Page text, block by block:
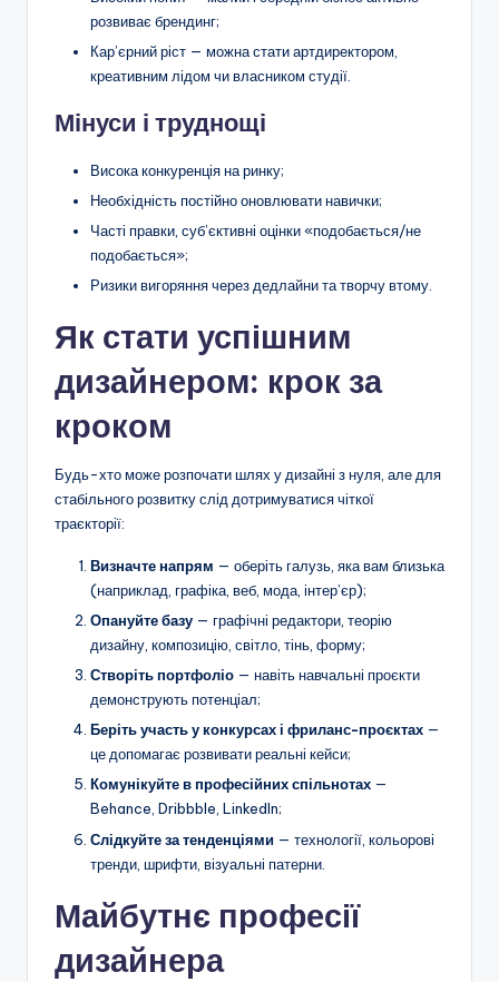
розвиває брендинг;
Кар’єрний ріст — можна стати артдиректором,
креативним лідом чи власником студії.
Мінуси і труднощі
Висока конкуренція на ринку;
Необхідність постійно оновлювати навички;
Часті правки, суб’єктивні оцінки «подобається/не
подобається»;
Ризики вигоряння через дедлайни та творчу втому.
Як стати успішним
дизайнером: крок за
кроком
Будь-хто може розпочати шлях у дизайні з нуля, але для
стабільного розвитку слід дотримуватися чіткої
траєкторії:
Визначте напрям — оберіть галузь, яка вам близька
(наприклад, графіка, веб, мода, інтер’єр);
Опануйте базу — графічні редактори, теорію
дизайну, композицію, світло, тінь, форму;
Створіть портфоліо — навіть навчальні проєкти
демонструють потенціал;
Беріть участь у конкурсах і фриланс-проєктах —
це допомагає розвивати реальні кейси;
Комунікуйте в професійних спільнотах —
Behance, Dribbble, LinkedIn;
Слідкуйте за тенденціями — технології, кольорові
тренди, шрифти, візуальні патерни.
Майбутнє професії
дизайнера